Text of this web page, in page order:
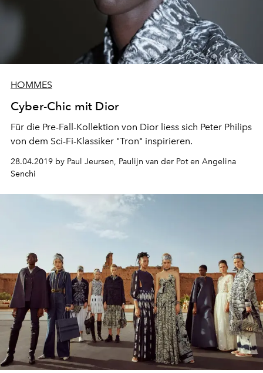
HOMMES
Cyber-Chic mit Dior
Für die Pre-Fall-Kollektion von Dior liess sich Peter Philips
von dem Sci-Fi-Klassiker "Tron" inspirieren.
28.04.2019 by Paul Jeursen, Paulijn van der Pot en Angelina
Senchi